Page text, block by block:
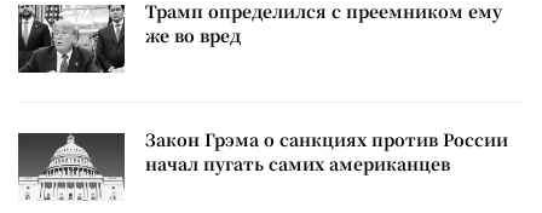
Трамп определился с преемником ему
же во вред
Закон Грэма о санкциях против России
начал пугать самих американцев